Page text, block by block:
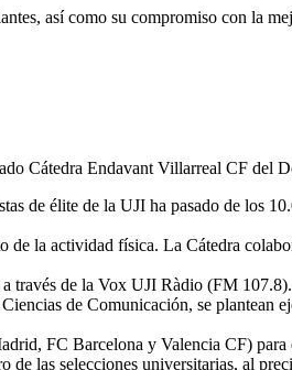
así como su compromiso con la
Cátedra Endavant Villarreal CF del
de élite de la UJI ha pasado de los
la actividad física. La Cátedra
través de la Vox UJI Ràdio (FM 107.8).
de Comunicación, se plantean
FC Barcelona y Valencia CF) para
las selecciones universitarias, al